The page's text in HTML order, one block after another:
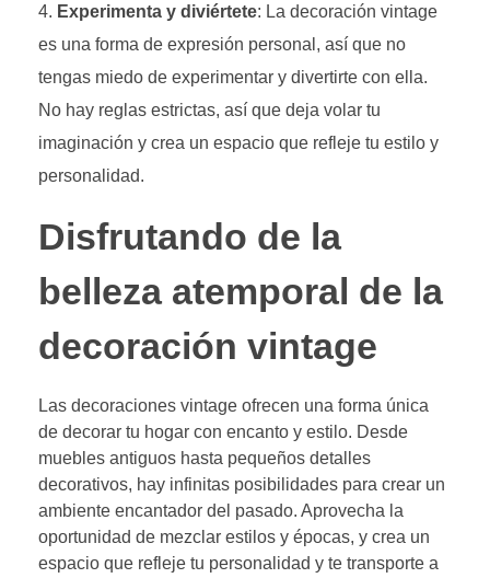
Experimenta y diviértete: La decoración vintage
es una forma de expresión personal, así que no
tengas miedo de experimentar y divertirte con ella.
No hay reglas estrictas, así que deja volar tu
imaginación y crea un espacio que refleje tu estilo y
personalidad.
Disfrutando de la
belleza atemporal de la
decoración vintage
Las decoraciones vintage ofrecen una forma única
de decorar tu hogar con encanto y estilo. Desde
muebles antiguos hasta pequeños detalles
decorativos, hay infinitas posibilidades para crear un
ambiente encantador del pasado. Aprovecha la
oportunidad de mezclar estilos y épocas, y crea un
espacio que refleje tu personalidad y te transporte a